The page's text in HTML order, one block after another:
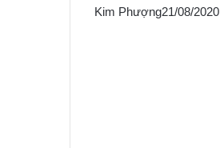
Kim Phượng21/08/2020